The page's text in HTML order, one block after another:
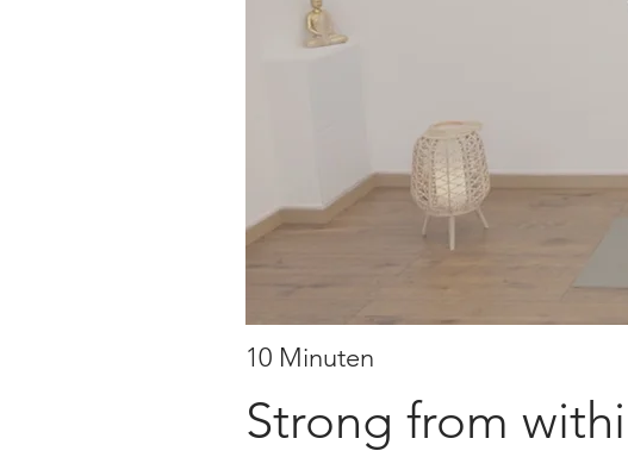
10 Minuten
Strong from